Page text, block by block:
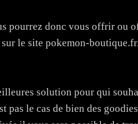
pourrez donc vous offrir ou
le site pokemon-
solution pour qui
pas le cas de bien des